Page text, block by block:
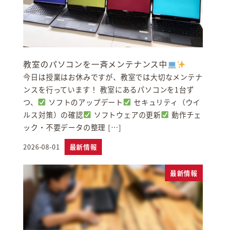
教室のパソコンを一斉メンテナンス中
今日は授業はお休みですが、教室では大切なメンテナ
ンスを行っています！ 教室にあるパソコンを1台ず
つ、
ソフトのアップデート
セキュリティ（ウイ
ルス対策）の確認
ソフトウェアの更新
動作チェ
ック・不要データの整理 […]
投稿日
2026-08-01 最新情報
最新情報